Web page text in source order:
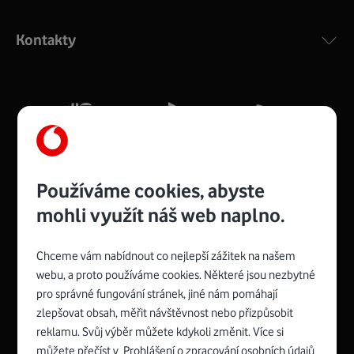
silný signál pro celou domácnost. Kompaktní rozměry 21
Více o COMPAL CH7465VF
Zyxel VMG8623-T50B:
Rozměry modemu jsou 16 x 22 x 7,5 cm (včetně stojánku)
a nabízí 4 gigabitové LAN porty a bezdrátové připojení Wi-
Spojte se s Vodafonem
Kontakty
Používáme cookies, abyste
mohli využít náš web naplno.
Chceme vám nabídnout co nejlepší zážitek na našem
webu, a proto používáme cookies. Některé jsou nezbytné
pro správné fungování stránek, jiné nám pomáhají
zlepšovat obsah, měřit návštěvnost nebo přizpůsobit
reklamu. Svůj výběr můžete kdykoli změnit. Více si
můžete přečíst v Prohlášení o zpracování osobních údajů